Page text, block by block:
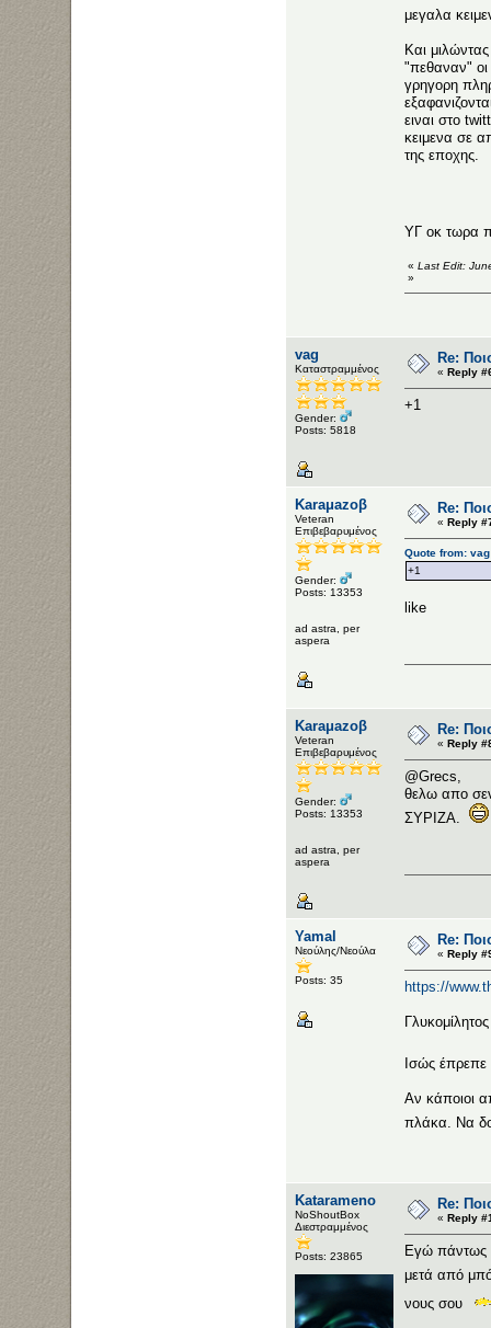
μεγαλα
Και
"πεθαναν" οι
γρηγορη
ειναι στο
κειμενα σε
της εποχης.
ΥΓ οκ τωρα
« Last Edit:
»
vag
Καταστραμμένος
Gender:
Posts: 5818
Re:
« Reply
+1
Karaμazoβ
Veteran
Επιβεβαρυμένος
Gender:
Posts: 13353
ad astra, per
aspera
Re:
« Reply
Quote from:
+1
like
Karaμazoβ
Veteran
Επιβεβαρυμένος
Gender:
Posts: 13353
ad astra, per
aspera
Re:
« Reply
@Grecs,
θελω απο
ΣΥΡΙΖΑ.
Yamal
Νεούλης/Νεούλα
Posts: 35
Re:
« Reply
https://
Ισώς
Αν κάποιοι
πλάκα. Να
Katarameno
NoShoutBox
Διεστραμμένος
Posts: 23865
Re:
« Reply
Εγώ πάντως
μετά από
νους σου